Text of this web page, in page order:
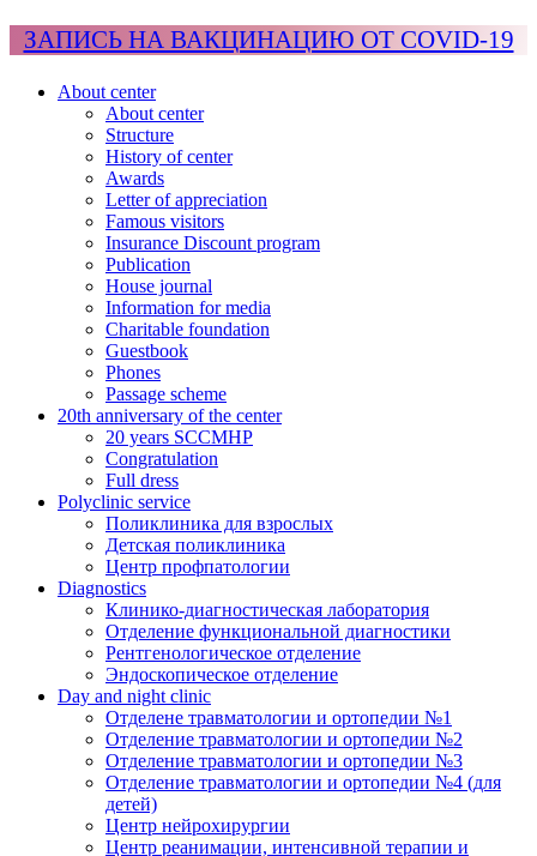
ЗАПИСЬ НА ВАКЦИНАЦИЮ ОТ COVID-19
About center
About center
Structure
History of center
Awards
Letter of appreciation
Famous visitors
Insurance Discount program
Publication
House journal
Information for media
Charitable foundation
Guestbook
Phones
Passage scheme
20th anniversary of the center
20 years SCCMHP
Congratulation
Full dress
Polyclinic service
Поликлиника для взрослых
Детская поликлиника
Центр профпатологии
Diagnostics
Клинико-диагностическая лаборатория
Отделение функциональной диагностики
Рентгенологическое отделение
Эндоскопическое отделение
Day and night clinic
Отделене травматологии и ортопедии №1
Отделение травматологии и ортопедии №2
Отделение травматологии и ортопедии №3
Отделение травматологии и ортопедии №4 (для
детей)
Центр нейрохирургии
Центр реанимации, интенсивной терапии и